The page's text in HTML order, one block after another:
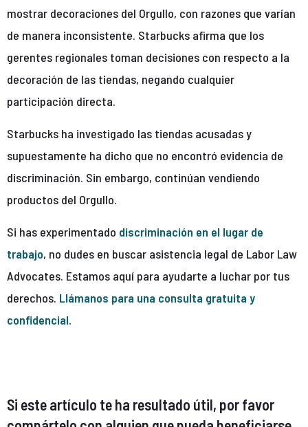
mostrar decoraciones del Orgullo, con razones que varían
de manera inconsistente. Starbucks afirma que los
gerentes regionales toman decisiones con respecto a la
decoración de las tiendas, negando cualquier
participación directa.
Starbucks ha investigado las tiendas acusadas y
supuestamente ha dicho que no encontró evidencia de
discriminación. Sin embargo, continúan vendiendo
productos del Orgullo.
Si has experimentado discriminación en el lugar de
trabajo, no dudes en buscar asistencia legal de Labor Law
Advocates. Estamos aquí para ayudarte a luchar por tus
derechos. Llámanos para una consulta gratuita y
confidencial.
Si este artículo te ha resultado útil, por favor